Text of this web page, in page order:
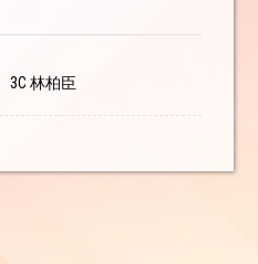
3C 林柏臣